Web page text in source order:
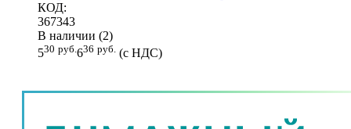
КОД:
367343
В наличии (2)
530 руб. 636 руб. (с НДС)